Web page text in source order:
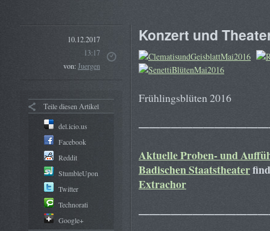
10.12.2017
13:17
von:Juergen
Teile diesen Artikel
del.icio.us
Facebook
Reddit
StumbleUpon
Twitter
Technorati
Google+
Konzert und
Frühlingsblüten 2016
Aktuelle Proben- und
Badischen Staatstheater
Extrachor